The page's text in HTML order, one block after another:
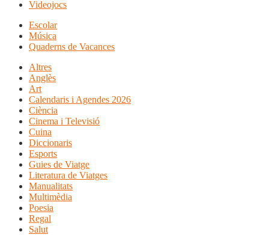
Videojocs
Escolar
Música
Quaderns de Vacances
Altres
Anglès
Art
Calendaris i Agendes 2026
Ciència
Cinema i Televisió
Cuina
Diccionaris
Esports
Guies de Viatge
Literatura de Viatges
Manualitats
Multimèdia
Poesia
Regal
Salut